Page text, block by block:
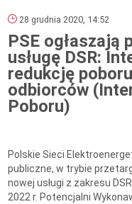
28 grudnia 2020, 14:52
PSE ogłaszają
usługę DSR:
redukcję
odbiorców
Poboru)
Polskie Sieci
publiczne, w trybie
nowej usługi z zakresu
2022 r. Potencjalni